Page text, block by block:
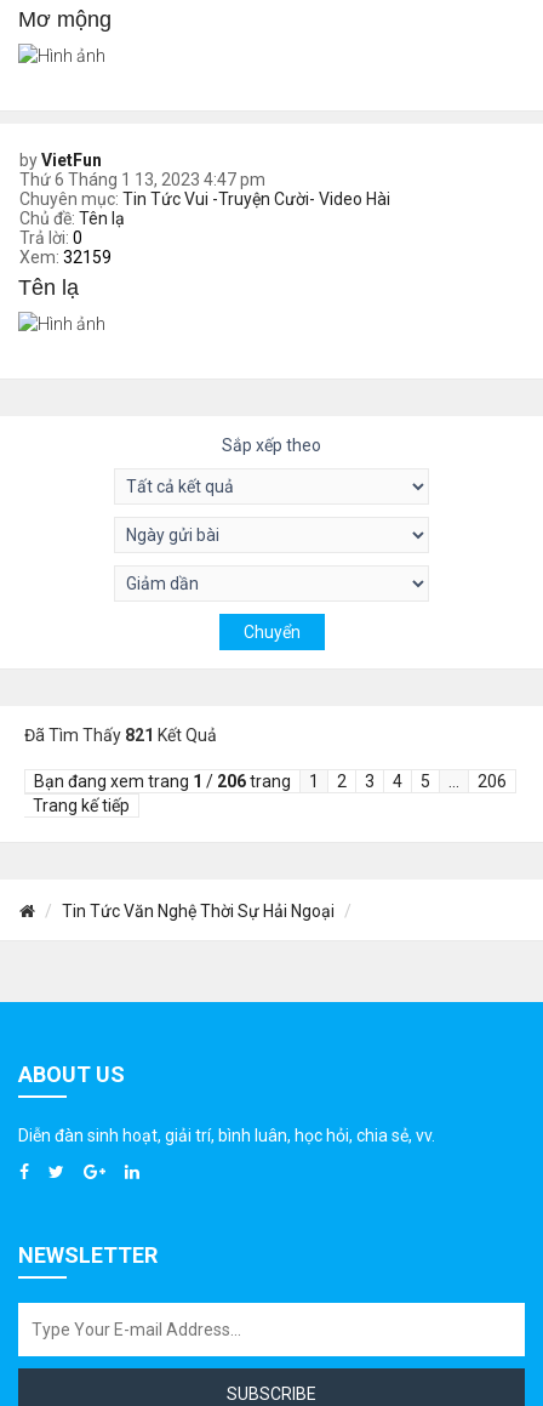
Mơ mộng
byVietFun
Thứ 6 Tháng 1 13, 2023 4:47 pm
Chuyên mục: Tin Tức Vui -Truyện Cười- Video Hài
Chủ đề: Tên lạ
Trả lời: 0
Xem: 32159
Tên lạ
Sắp xếp theo
Đã Tìm Thấy 821 Kết Quả
Bạn đang xem trang 1 / 206trang 1 2 3 4 5
206
Trang kế tiếp
Tin Tức Văn Nghệ Thời Sự Hải Ngoại
ABOUT US
Diễn đàn sinh hoạt, giải trí, bình luân, học hỏi, chia sẻ, vv.
NEWSLETTER
SUBSCRIBE